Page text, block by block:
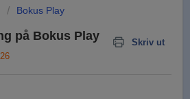
Bokus Play
på Bokus Play
Skriv ut